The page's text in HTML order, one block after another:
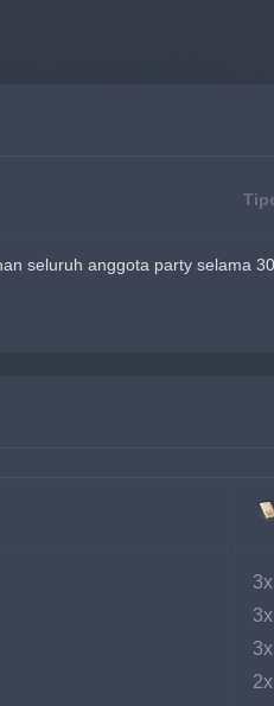
seluruh anggota party selama
3x
3x
3x
2x